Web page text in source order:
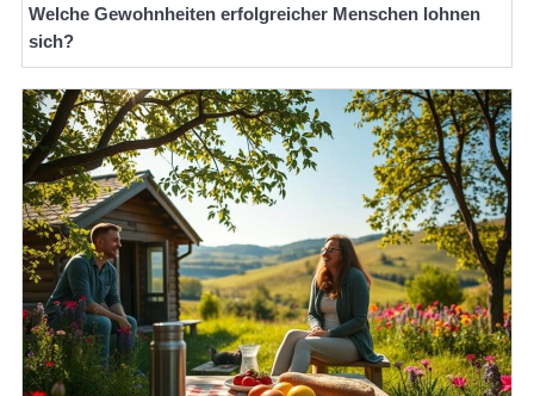
Welche Gewohnheiten erfolgreicher Menschen lohnen
sich?